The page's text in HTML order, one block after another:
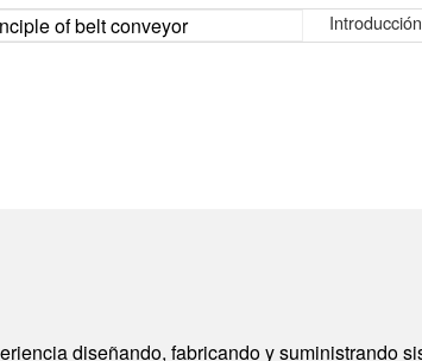
diseñando, fabricando y suministrando